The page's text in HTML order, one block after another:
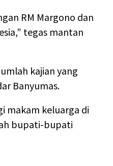
RM Margono dan
tegas mantan
kajian yang
Banyumas.
makam keluarga di
bupati-bupati